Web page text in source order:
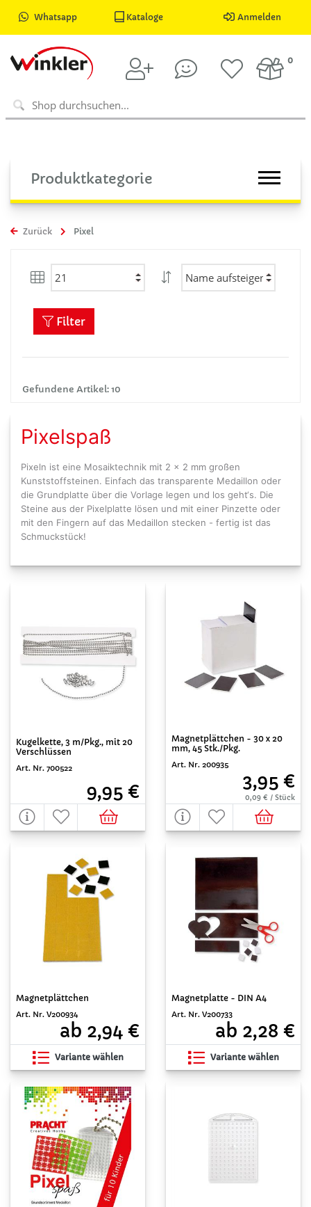
Whatsapp Kataloge Anmelden
0
Produktkategorie
Zurück Pixel
Gefundene Artikel: 10
Filter
Pixelspaß
Pixeln ist eine Mosaiktechnik mit 2 x 2 mm großen
Kunststoffsteinen. Einfach das transparente Medaillon oder
die Grundplatte über die Vorlage legen und los geht‘s. Die
Steine aus der Pixelplatte lösen und mit einer Pinzette oder
mit den Fingern auf das Medaillon stecken - fertig ist das
Schmuckstück!
Kugelkette, 3 m/Pkg., mit 20
Verschlüssen
Art. Nr. 700522
9,95 €
Magnetplättchen - 30 x 20
mm, 45 Stk./Pkg.
Art. Nr. 200935
3,95 €
0,09 € / Stück
Magnetplättchen
Art. Nr. V200934
ab 2,94 €
Variante wählen
Magnetplatte - DIN A4
Art. Nr. V200733
ab 2,28 €
Variante wählen